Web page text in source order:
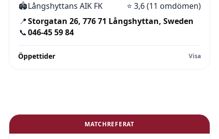
🏟️Långshyttans AIK FK ⭐ 3,6 (11 omdömen)
📍Storgatan 26, 776 71 Långshyttan, Sweden
📞046-45 59 84
Öppettider
MATCHREFERAT